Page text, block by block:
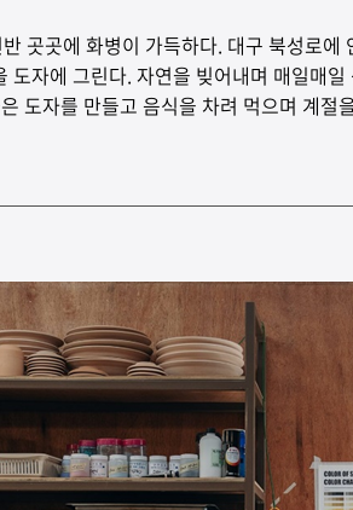
곳곳에 화병이 가득하다. 대구 북성로에
자에 그린다. 자연을 빚어내며 매일매
도자를 만들고 음식을 차려 먹으며 계